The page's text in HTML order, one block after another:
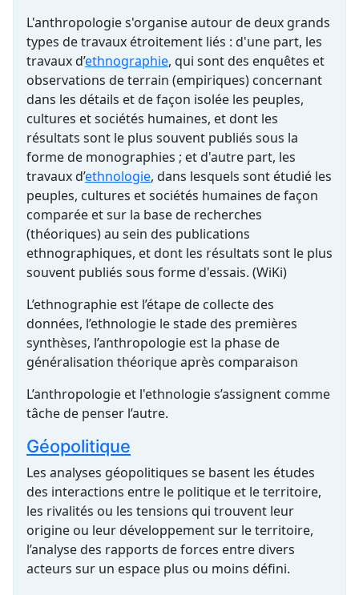
L'anthropologie s'organise autour de deux grands
types de travaux étroitement liés : d'une part, les
travaux d’ethnographie, qui sont des enquêtes et
observations de terrain (empiriques) concernant
dans les détails et de façon isolée les peuples,
cultures et sociétés humaines, et dont les
résultats sont le plus souvent publiés sous la
forme de monographies ; et d'autre part, les
travaux d’ethnologie, dans lesquels sont étudié les
peuples, cultures et sociétés humaines de façon
comparée et sur la base de recherches
(théoriques) au sein des publications
ethnographiques, et dont les résultats sont le plus
souvent publiés sous forme d'essais. (WiKi)
L’ethnographie est l’étape de collecte des
données, l’ethnologie le stade des premières
synthèses, l’anthropologie est la phase de
généralisation théorique après comparaison
L’anthropologie et l'ethnologie s’assignent comme
tâche de penser l’autre.
Géopolitique
Les analyses géopolitiques se basent les études
des interactions entre le politique et le territoire,
les rivalités ou les tensions qui trouvent leur
origine ou leur développement sur le territoire,
l’analyse des rapports de forces entre divers
acteurs sur un espace plus ou moins défini.